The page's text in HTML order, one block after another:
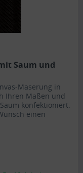
Saum und
Maserung in
Ihren Maßen und
konfektioniert.
einen